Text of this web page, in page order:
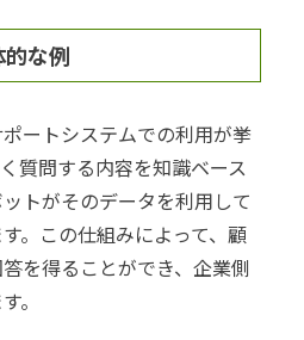
な例
ートシステムでの利用が挙
質問する内容を知識ベース
トがそのデータを利用して
。この仕組みによって、顧
を得ることができ、企業側
。